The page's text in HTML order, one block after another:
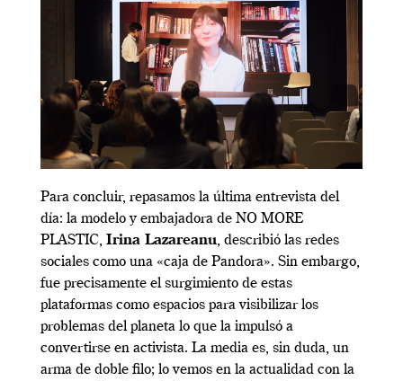
Para concluir, repasamos la última entrevista del
día: la modelo y embajadora de NO MORE
PLASTIC, Irina Lazareanu, describió las redes
sociales como una «caja de Pandora». Sin embargo,
fue precisamente el surgimiento de estas
plataformas como espacios para visibilizar los
problemas del planeta lo que la impulsó a
convertirse en activista. La media es, sin duda, un
arma de doble filo; lo vemos en la actualidad con la